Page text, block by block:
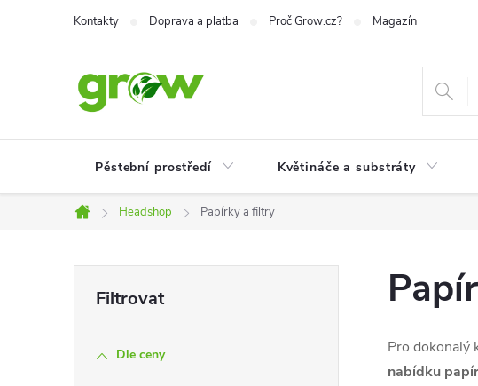
Kontakty Doprava a platba Proč Grow.cz? Magazín
Pěstební prostředí Květináče a substráty
Domů
Headshop Papírky a filtry
Dle ceny Pro dokonalý
nabídku